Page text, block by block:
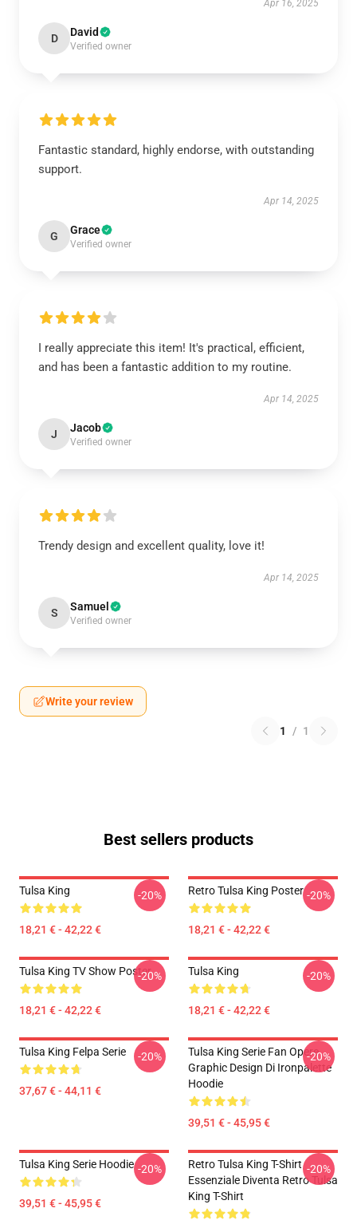
Apr 16, 2025
D David
Verified owner
Fantastic standard, highly endorse, with outstanding
support.
Apr 14, 2025
G Grace
Verified owner
I really appreciate this item! It's practical, efficient,
and has been a fantastic addition to my routine.
Apr 14, 2025
J Jacob
Verified owner
Trendy design and excellent quality, love it!
Apr 14, 2025
S Samuel
Verified owner
Write your review
1 / 1
Best sellers products
Tulsa King
18,21 € - 42,22 €
-20% Retro Tulsa King Poster
18,21 € - 42,22 €
-20%
Tulsa King TV Show Poster
18,21 € - 42,22 €
-20% Tulsa King
18,21 € - 42,22 €
-20%
Tulsa King Felpa Serie
37,67 € - 44,11 €
-20%
Tulsa King Serie Fan Opere
Graphic Design Di Ironpalette
Hoodie
39,51 € - 45,95 €
-20%
Tulsa King Serie Hoodie
39,51 € - 45,95 €
-20%
Retro Tulsa King T-Shirt
Essenziale Diventa Retro Tulsa
King T-Shirt
-20%